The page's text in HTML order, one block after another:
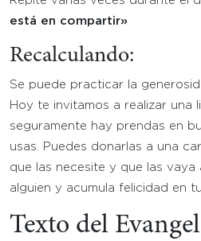
está en compartir»
Recalculando:
Se puede practicar la
Hoy te invitamos a realizar una
seguramente hay prendas en
usas. Puedes donarlas a una
que las necesite y que las vaya
alguien y acumula felicidad en
Texto del